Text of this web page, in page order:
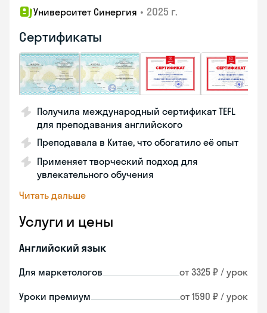
Университет Синергия • 2025 г.
Сертификаты
Получила международный сертификат TEFL
для преподавания английского
Преподавала в Китае, что обогатило её опыт
Применяет творческий подход для
увлекательного обучения
Читать дальше
Услуги и цены
Английский язык
Для маркетологов от 3325 ₽ / урок
Уроки премиум от 1590 ₽ / урок